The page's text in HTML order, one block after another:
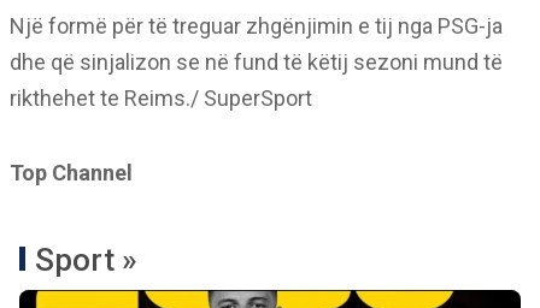
Një formë për të treguar zhgënjimin e tij nga PSG-ja
dhe që sinjalizon se në fund të këtij sezoni mund të
rikthehet te Reims./ SuperSport
Top Channel
Sport »